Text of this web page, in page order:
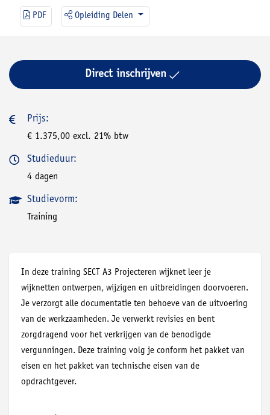
PDF Opleiding Delen
In deze training SECT A3 Projecteren wijknet leer je
wijknetten ontwerpen, wijzigen en uitbreidingen doorvoeren.
Je verzorgt alle documentatie ten behoeve van de uitvoering
van de werkzaamheden. Je verwerkt revisies en bent
zorgdragend voor het verkrijgen van de benodigde
vergunningen. Deze training volg je conform het pakket van
eisen en het pakket van technische eisen van de
opdrachtgever.
Direct inschrijven
Prijs:
€ 1.375,00 excl. 21% btw
Studieduur:
4 dagen
Studievorm:
Training